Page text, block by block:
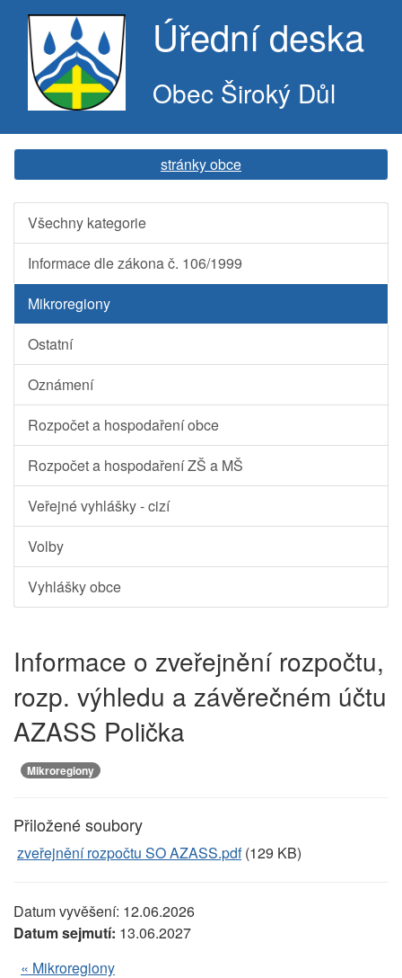
Úřední deska
Obec Široký Důl
stránky obce
Všechny kategorie
Informace dle zákona č. 106/1999
Mikroregiony
Ostatní
Oznámení
Rozpočet a hospodaření obce
Rozpočet a hospodaření ZŠ a MŠ
Veřejné vyhlášky - cizí
Volby
Vyhlášky obce
Informace o zveřejnění rozpočtu,
rozp. výhledu a závěrečném účtu
AZASS Polička
Mikroregiony
Přiložené soubory
zveřejnění rozpočtu SO AZASS.pdf(129 KB)
Datum vyvěšení: 12.06.2026
Datum sejmutí: 13.06.2027
« Mikroregiony